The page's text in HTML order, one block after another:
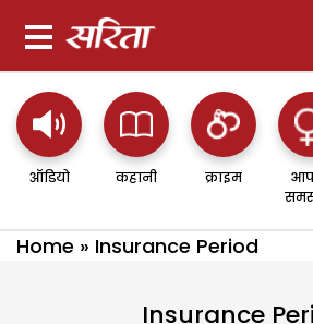
ऑडियो कहानी क्राइम
Home » Insurance Period
Insurance